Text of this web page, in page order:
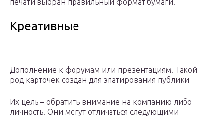
печати выбран правильный формат бумаги.
Креативные
Дополнение к форумам или презентациям. Такой
род карточек создан для эпатирования публики
Их цель – обратить внимание на компанию либо
личность. Они могут отличаться следующими